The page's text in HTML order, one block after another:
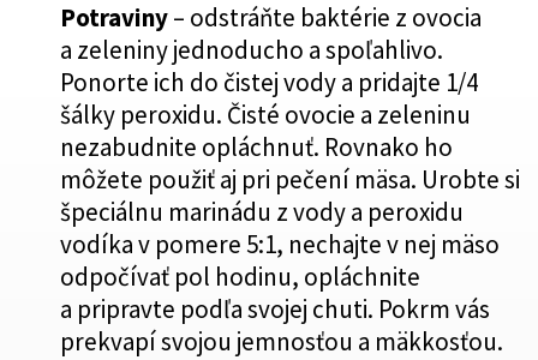
Potraviny– odstráňte baktérie z ovocia
a zeleniny jednoducho a spoľahlivo.
Ponorte ich do čistej vody a pridajte 1/4
šálky peroxidu. Čisté ovocie a zeleninu
nezabudnite opláchnuť. Rovnako ho
môžete použiť aj pri pečení mäsa. Urobte si
špeciálnu marinádu z vody a peroxidu
vodíka v pomere 5:1, nechajte v nej mäso
odpočívať pol hodinu, opláchnite
a pripravte podľa svojej chuti. Pokrm vás
prekvapí svojou jemnosťou a mäkkosťou.